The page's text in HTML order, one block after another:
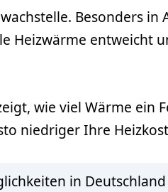
Besonders in
Heizwärme entweicht
wie viel Wärme ein
niedriger Ihre
in